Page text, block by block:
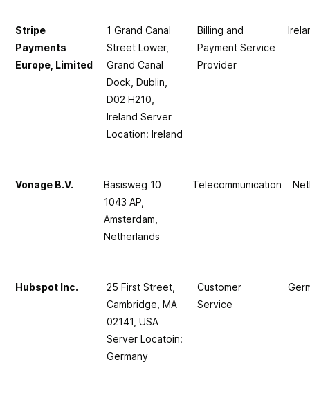
Stripe
Payments
Europe, Limited
1 Grand Canal
Street Lower,
Grand Canal
Dock, Dublin,
D02 H210,
Ireland Server
Location: Ireland
Billing and
Payment Service
Provider
Vonage B.V.
Basisweg 10
1043 AP,
Amsterdam,
Netherlands
Telecommunication
Hubspot Inc.
25 First Street,
Cambridge, MA
02141, USA
Server Locatoin:
Germany
Customer
Service